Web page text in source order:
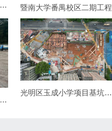
石溪加压站建设工程项目基坑支护及抗浮锚索工程 暨南大学番禺校区二期工程
深圳都市圈城际铁路动车基地及调度指挥中心工程桩基及支护工程
光明区玉成小学项目基坑支护及桩基础工程